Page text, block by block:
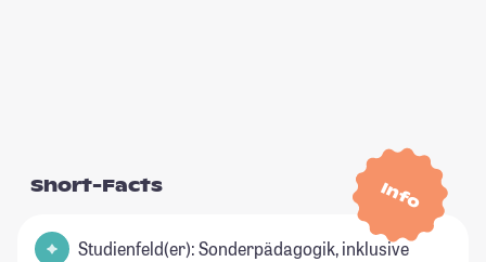
Info
Short-Facts
Studienfeld(er): Sonderpädagogik, inklusive